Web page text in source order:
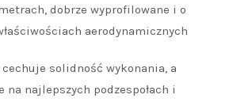
dobrze wyprofilowane i o
aerodynamicznych
cechuje solidność wykonania, a
na najlepszych podzespołach i